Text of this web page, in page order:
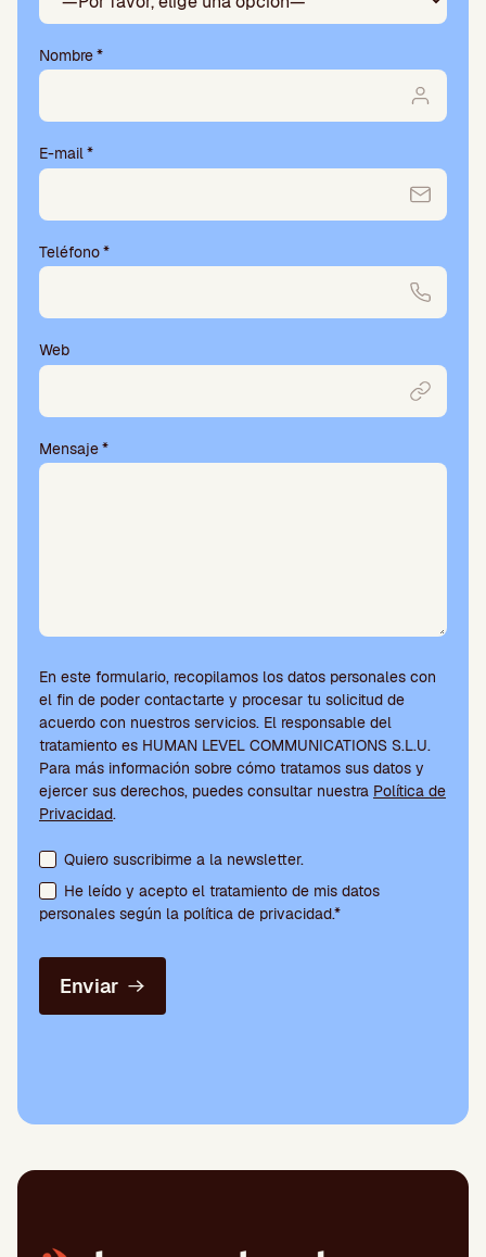
Nombre*
E-mail*
Teléfono*
Web
Mensaje*
En este formulario, recopilamos los datos personales con
el fin de poder contactarte y procesar tu solicitud de
acuerdo con nuestros servicios. El responsable del
tratamiento es HUMAN LEVEL COMMUNICATIONS S.L.U.
Para más información sobre cómo tratamos sus datos y
ejercer sus derechos, puedes consultar nuestra Política de
Privacidad.
Aceptación de condiciones y suscripción a la newsletter
Quiero suscribirme a la newsletter.
He leído y acepto el tratamiento de mis datos
personales según la política de privacidad.*
Enviar